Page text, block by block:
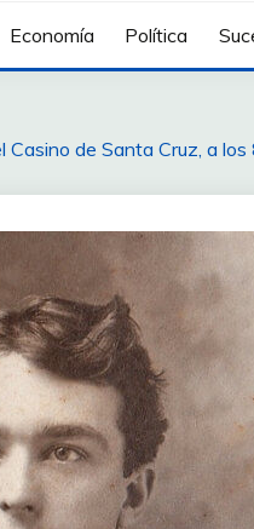
Economía Política
Casino de Santa Cruz, a